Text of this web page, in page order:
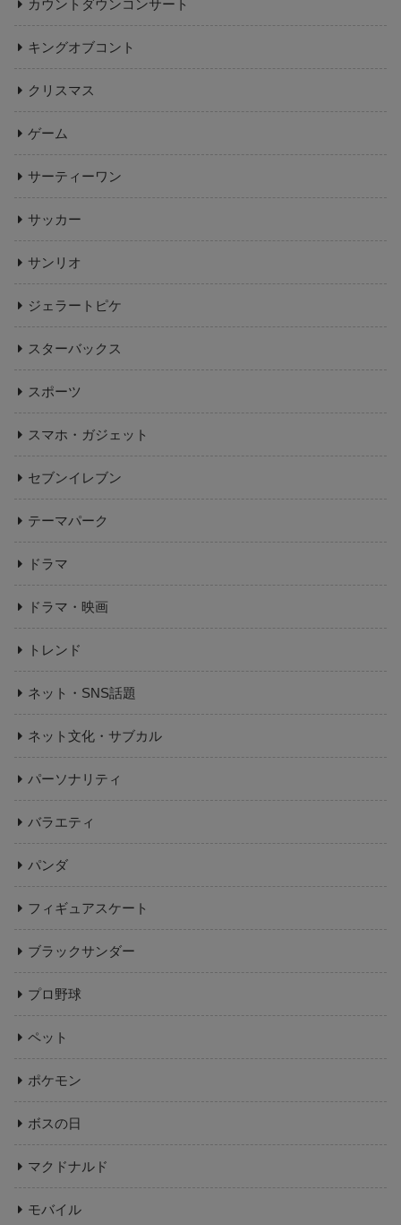
カウントダウンコンサート
キングオブコント
クリスマス
ゲーム
サーティーワン
サッカー
サンリオ
ジェラートピケ
スターバックス
スポーツ
スマホ・ガジェット
セブンイレブン
テーマパーク
ドラマ
ドラマ・映画
トレンド
ネット・SNS話題
ネット文化・サブカル
パーソナリティ
バラエティ
パンダ
フィギュアスケート
ブラックサンダー
プロ野球
ペット
ポケモン
ボスの日
マクドナルド
モバイル